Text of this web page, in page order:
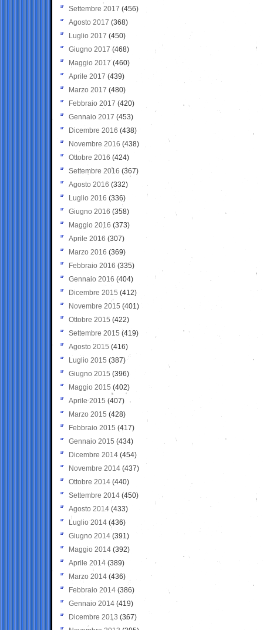
Settembre 2017 (456)
Agosto 2017 (368)
Luglio 2017 (450)
Giugno 2017 (468)
Maggio 2017 (460)
Aprile 2017 (439)
Marzo 2017 (480)
Febbraio 2017 (420)
Gennaio 2017 (453)
Dicembre 2016 (438)
Novembre 2016 (438)
Ottobre 2016 (424)
Settembre 2016 (367)
Agosto 2016 (332)
Luglio 2016 (336)
Giugno 2016 (358)
Maggio 2016 (373)
Aprile 2016 (307)
Marzo 2016 (369)
Febbraio 2016 (335)
Gennaio 2016 (404)
Dicembre 2015 (412)
Novembre 2015 (401)
Ottobre 2015 (422)
Settembre 2015 (419)
Agosto 2015 (416)
Luglio 2015 (387)
Giugno 2015 (396)
Maggio 2015 (402)
Aprile 2015 (407)
Marzo 2015 (428)
Febbraio 2015 (417)
Gennaio 2015 (434)
Dicembre 2014 (454)
Novembre 2014 (437)
Ottobre 2014 (440)
Settembre 2014 (450)
Agosto 2014 (433)
Luglio 2014 (436)
Giugno 2014 (391)
Maggio 2014 (392)
Aprile 2014 (389)
Marzo 2014 (436)
Febbraio 2014 (386)
Gennaio 2014 (419)
Dicembre 2013 (367)